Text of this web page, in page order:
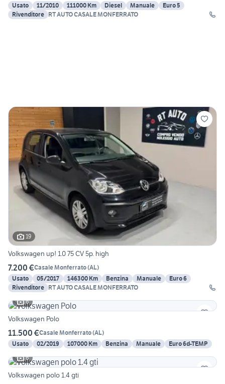
Usato
11/2010 111000 Km Diesel Manuale
Euro 5
Rivenditore RT AUTO CASALE MONFERRATO
19
Volkswagen up! 1.0 75 CV 5p. high
7.200 €Casale Monferrato(AL)
Usato
05/2017 146300 Km Benzina Manuale
Euro 6
Rivenditore RT AUTO CASALE MONFERRATO
6
Volkswagen Polo
11.500 €Casale Monferrato(AL)
Usato
02/2019 107000 Km Benzina Manuale
Euro 6d-TEMP
6
Volkswagen polo 1.4 gti